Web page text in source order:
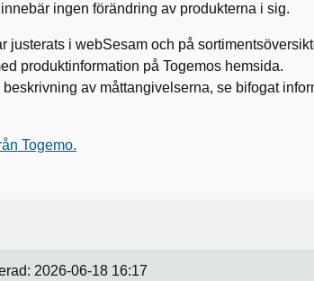
ingen förändring av produkterna i sig.
justerats i webSesam och på
produktinformation på Togemos hemsida.
beskrivning av måttangivelserna, se bifogat
Togemo.
2026-06-18 16:17